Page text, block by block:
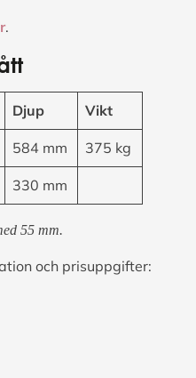
.
Djup Vikt
584 mm 375 kg
330 mm
55 mm.
och prisuppgifter: